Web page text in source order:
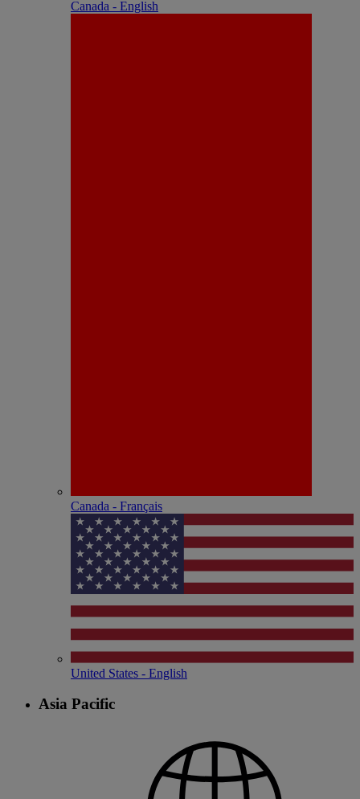
Canada - English
Canada - Français
United States - English
Asia Pacific